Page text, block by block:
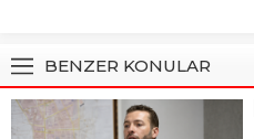
BENZER KONULAR